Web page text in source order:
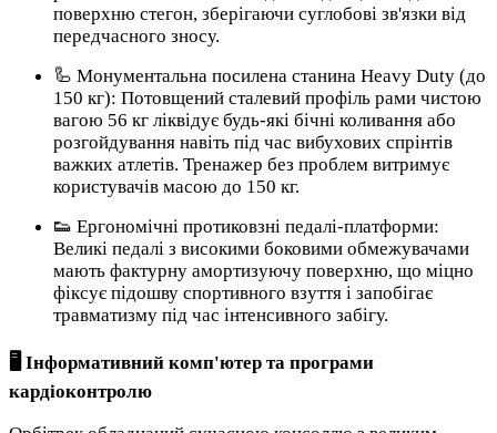
поверхню стегон, зберігаючи суглобові зв'язки від
передчасного зносу.
🦾 Монументальна посилена станина Heavy Duty (до
150 кг): Потовщений сталевий профіль рами чистою
вагою 56 кг ліквідує будь-які бічні коливання або
розгойдування навіть під час вибухових спрінтів
важких атлетів. Тренажер без проблем витримує
користувачів масою до 150 кг.
👟 Ергономічні протиковзні педалі-платформи:
Великі педалі з високими боковими обмежувачами
мають фактурну амортизуючу поверхню, що міцно
фіксує підошву спортивного взуття і запобігає
травматизму під час інтенсивного забігу.
🖥️ Інформативний комп'ютер та програми
кардіоконтролю